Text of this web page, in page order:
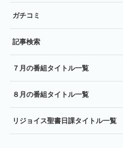
ガチコミ
記事検索
７月の番組タイトル一覧
８月の番組タイトル一覧
リジョイス聖書日課タイトル一覧